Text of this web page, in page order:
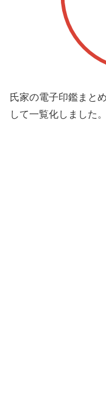
氏家の電子印鑑まと
して一覧化しました。